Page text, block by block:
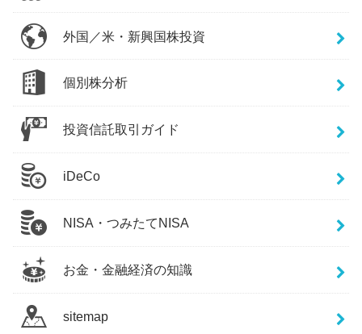
外国／米・新興国株投資
個別株分析
投資信託取引ガイド
iDeCo
NISA・つみたてNISA
お金・金融経済の知識
sitemap